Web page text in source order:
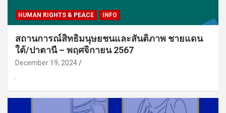
HUMAN RIGHTS & PEACE INFO
สถานการณ์สิทธิมนุษยชนและสันติภาพ ชายแดน
ใต้/ปาตานี – พฤศจิกายน 2567
December 19, 2024
.